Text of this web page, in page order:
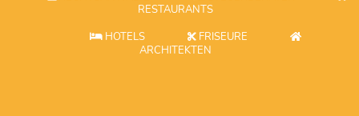
RESTAURANTS
HOTELS
FRISEURE
ARCHITEKTEN